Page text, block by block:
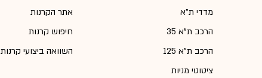
מדדי ת"א
הרכב ת"א 35
הרכב ת"א 125
ציטוטי מניות
אתר הקרנות
חיפוש קרנות
השוואה ביצועי קרנות